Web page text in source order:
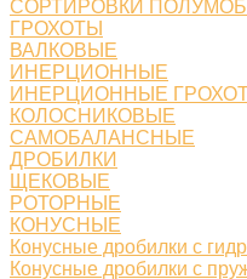
СОРТИРОВКИ
ГРОХОТЫ
ВАЛКОВЫЕ
ИНЕРЦИОННЫЕ
ИНЕРЦИОННЫЕ
КОЛОСНИКОВЫЕ
САМОБАЛАНСНЫЕ
ДРОБИЛКИ
ЩЕКОВЫЕ
РОТОРНЫЕ
КОНУСНЫЕ
Конусные дробилки с
Конусные дробилки с